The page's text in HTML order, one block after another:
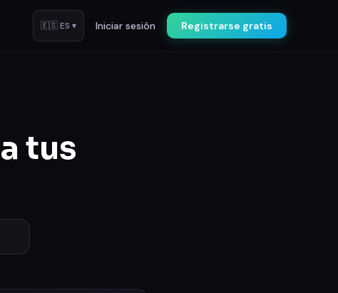
🇪🇸ES ▾ Iniciar sesión Registrarse gratis
tus